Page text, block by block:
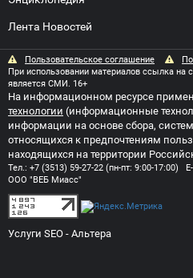
Лента Новостей
Пользовательское соглашение
При использовании материалов ссылка на
является СМИ. 16+
На информационном ресурсе
технологии (информационные
информации на основе сбора,
относящихся к предпочтениям
находящихся на территории
Тел.: +7 (3513) 59-27-22 (пн-пт: 9:00-17:00)
ООО "ВЕБ Миасс"
Услуги SEO - Альтера